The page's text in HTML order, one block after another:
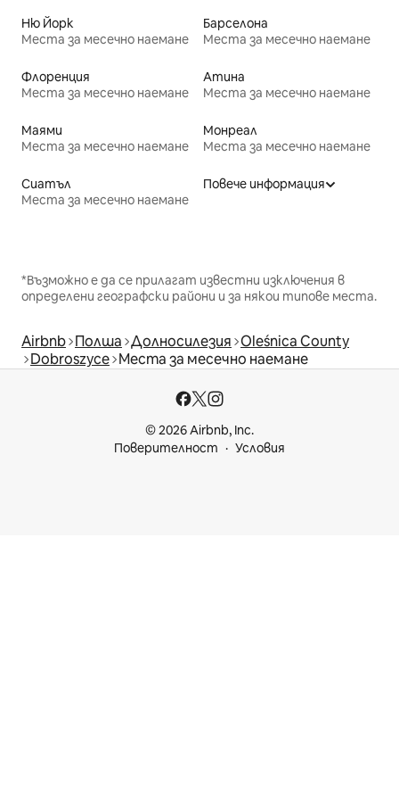
Ню Йорк
Места за месечно наемане
Барселона
Места за месечно наемане
Флоренция
Места за месечно наемане
Атина
Места за месечно наемане
Маями
Места за месечно наемане
Монреал
Места за месечно наемане
Сиатъл
Места за месечно наемане
Повече информация
*Възможно е да се прилагат известни изключения в
определени географски райони и за някои типове места.
Airbnb Полша Долносилезия Oleśnica County
Dobroszyce Места за месечно наемане
© 2026 Airbnb, Inc.
Поверителност
Условия